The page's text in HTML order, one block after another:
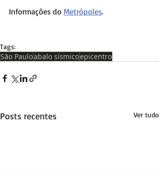
Informações do Metrópoles.
Tags:
São Pauloabalo sísmicoepicentro
Posts recentes Ver tudo